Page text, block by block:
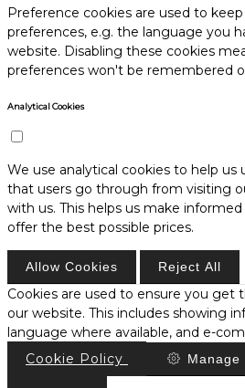
Preference cookies are used to
preferences, e.g. the language you
website. Disabling these cookies
preferences won't be remembered
Analytical Cookies
We use analytical cookies to help us
that users go through from visiting
with us. This helps us make
offer the best possible prices.
Allow Cookies Reject All
Cookies are used to ensure you get
our website. This includes showing
language where available, and e-
Cookie Policy
Manage